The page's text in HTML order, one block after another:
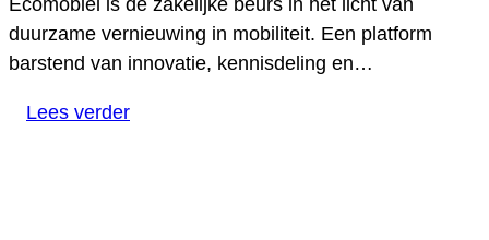
Ecomobiel is dé zakelijke beurs in het licht van
duurzame vernieuwing in mobiliteit. Een platform
barstend van innovatie, kennisdeling en…
Lees verder